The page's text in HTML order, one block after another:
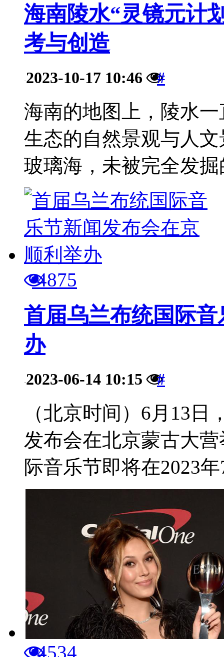
海南陵水“灵镜元计
考与创造
·2023-10-17 10:46 #
海南的地图上，陵水
生态的自然景观与人
玻璃海，未被完全发掘
4875
首届乌兰布统国际
办
·2023-06-14 10:15 #
（北京时间）6月13
发布会在北京蒙古大
际音乐节即将在2023
4534